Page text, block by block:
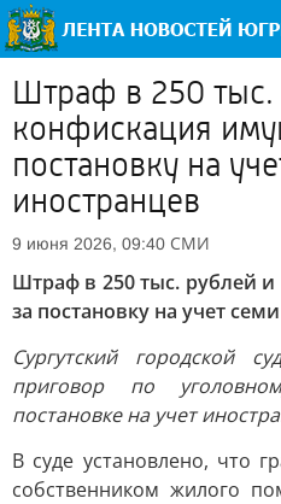
Штраф в 250 тыс.
конфискация
постановку на
иностранцев
9 июня 2026, 09:40 СМИ
Штраф в 250 тыс. рублей
за постановку на учет
Сургутский городской
приговор по
постановке на учет
В суде установлено, что
собственником жилого